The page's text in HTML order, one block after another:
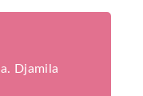
Djamila